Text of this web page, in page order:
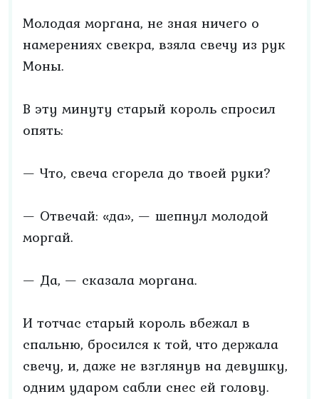
Молодая моргана, не зная ничего о
намерениях свекра, взяла свечу из рук
Моны.
В эту минуту старый король спросил
опять:
— Что, свеча сгорела до твоей руки?
— Отвечай: «да», — шепнул молодой
моргай.
— Да, — сказала моргана.
И тотчас старый король вбежал в
спальню, бросился к той, что держала
свечу, и, даже не взглянув на девушку,
одним ударом сабли снес ей голову.